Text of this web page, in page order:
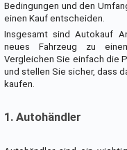
Bedingungen und den
einen Kauf entscheiden.
Insgesamt sind Autokauf
neues Fahrzeug zu
Vergleichen Sie einfach die
und stellen Sie sicher, dass
kaufen.
1. Autohändler